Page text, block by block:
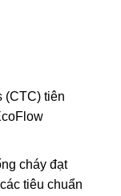
(CTC) tiên
cháy đạt
tiêu chuẩn